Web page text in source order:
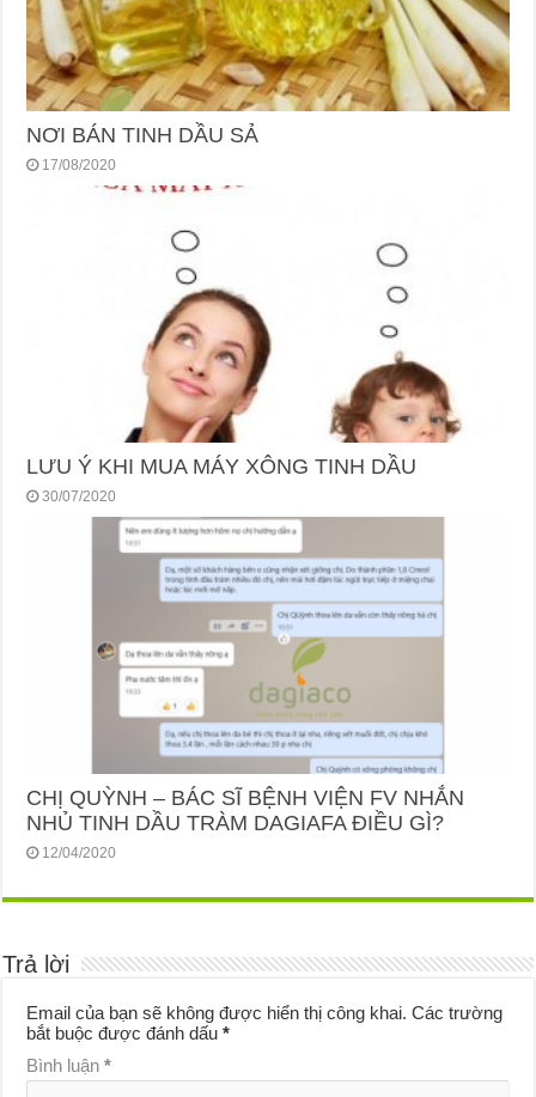
NƠI BÁN TINH DẦU SẢ
17/08/2020
LƯU Ý KHI MUA MÁY XÔNG TINH DẦU
30/07/2020
CHỊ QUỲNH – BÁC SĨ BỆNH VIỆN FV NHẮN
NHỦ TINH DẦU TRÀM DAGIAFA ĐIỀU GÌ?
12/04/2020
Trả lời
Email của bạn sẽ không được hiển thị công khai. Các trường
bắt buộc được đánh dấu*
Bình luận*